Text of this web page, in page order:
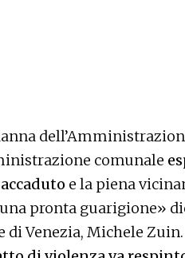
comunale
e la piena
pronta guarigione»
di Venezia, Michele Zuin.